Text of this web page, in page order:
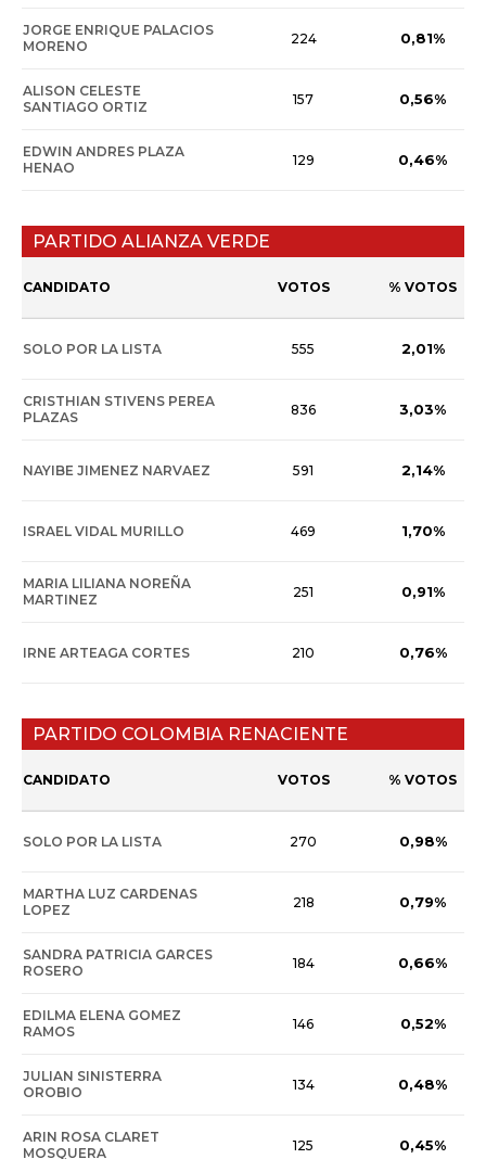
JORGE ENRIQUE PALACIOS
MORENO
224 0,81%
ALISON CELESTE
SANTIAGO ORTIZ
157 0,56%
EDWIN ANDRES PLAZA
HENAO
129 0,46%
PARTIDO ALIANZA VERDE
CANDIDATO VOTOS % VOTOS
SOLO POR LA LISTA 555 2,01%
CRISTHIAN STIVENS PEREA
PLAZAS
836 3,03%
NAYIBE JIMENEZ NARVAEZ 591 2,14%
ISRAEL VIDAL MURILLO 469 1,70%
MARIA LILIANA NOREÑA
MARTINEZ
251 0,91%
IRNE ARTEAGA CORTES 210 0,76%
PARTIDO COLOMBIA RENACIENTE
CANDIDATO VOTOS % VOTOS
SOLO POR LA LISTA 270 0,98%
MARTHA LUZ CARDENAS
LOPEZ
218 0,79%
SANDRA PATRICIA GARCES
ROSERO
184 0,66%
EDILMA ELENA GOMEZ
RAMOS
146 0,52%
JULIAN SINISTERRA
OROBIO
134 0,48%
ARIN ROSA CLARET
MOSQUERA
125 0,45%